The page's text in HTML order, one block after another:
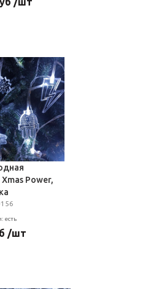
Power,
есть
/шт